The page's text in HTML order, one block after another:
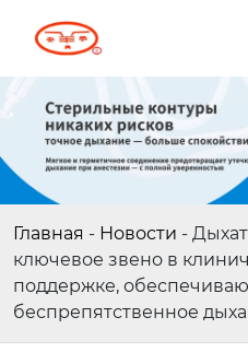
Главная - Новости -
ключевое звено в
поддержке,
беспрепятственное